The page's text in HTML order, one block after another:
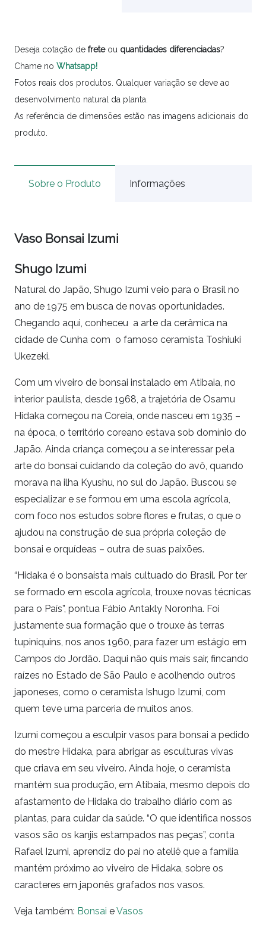
Deseja cotação de freteou quantidades diferenciadas?
Chame no Whatsapp!
Fotos reais dos produtos. Qualquer variação se deve ao
desenvolvimento natural da planta.
As referência de dimensões estão nas imagens adicionais do
produto.
Sobre o Produto Informações
Vaso Bonsai Izumi
Shugo Izumi
Natural do Japão, Shugo Izumi veio para o Brasil no
ano de 1975 em busca de novas oportunidades.
Chegando aqui, conheceu a arte da cerâmica na
cidade de Cunha com o famoso ceramista Toshiuki
Ukezeki.
Com um viveiro de bonsai instalado em Atibaia, no
interior paulista, desde 1968, a trajetória de Osamu
Hidaka começou na Coreia, onde nasceu em 1935 –
na época, o território coreano estava sob domínio do
Japão. Ainda criança começou a se interessar pela
arte do bonsai cuidando da coleção do avô, quando
morava na ilha Kyushu, no sul do Japão. Buscou se
especializar e se formou em uma escola agrícola,
com foco nos estudos sobre flores e frutas, o que o
ajudou na construção de sua própria coleção de
bonsai e orquídeas – outra de suas paixões.
“Hidaka é o bonsaísta mais cultuado do Brasil. Por ter
se formado em escola agrícola, trouxe novas técnicas
para o País”, pontua Fábio Antakly Noronha. Foi
justamente sua formação que o trouxe às terras
tupiniquins, nos anos 1960, para fazer um estágio em
Campos do Jordão. Daqui não quis mais sair, fincando
raízes no Estado de São Paulo e acolhendo outros
japoneses, como o ceramista Ishugo Izumi, com
quem teve uma parceria de muitos anos.
Izumi começou a esculpir vasos para bonsai a pedido
do mestre Hidaka, para abrigar as esculturas vivas
que criava em seu viveiro. Ainda hoje, o ceramista
mantém sua produção, em Atibaia, mesmo depois do
afastamento de Hidaka do trabalho diário com as
plantas, para cuidar da saúde. “O que identifica nossos
vasos são os kanjis estampados nas peças”, conta
Rafael Izumi, aprendiz do pai no ateliê que a família
mantém próximo ao viveiro de Hidaka, sobre os
caracteres em japonês grafados nos vasos.
Veja também: Bonsai eVasos